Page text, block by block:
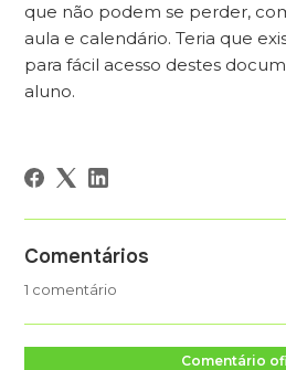
que não podem se perder,
aula e calendário. Teria que
para fácil acesso destes
aluno.
Comentários
1 comentário
Comentário